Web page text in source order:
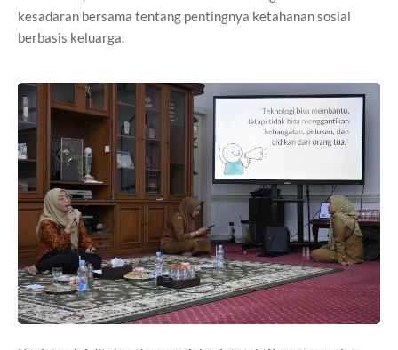
kesadaran bersama tentang pentingnya ketahanan sosial
berbasis keluarga.